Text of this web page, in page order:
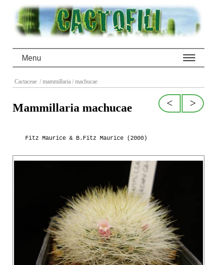
Menu
Cactaceae / mammillaria / machucae
>
<
Mammillaria machucae
Fitz Maurice & B.Fitz Maurice (2000)